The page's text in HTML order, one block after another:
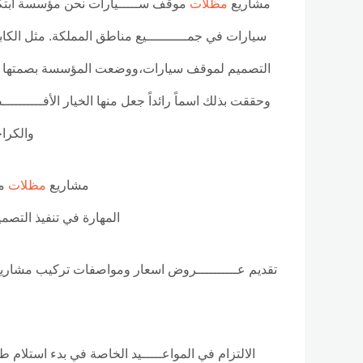
مشاريع مظلات موقف ســـــيارات نحن مؤسسة
سيارات في جمــــــــــيع مناطق المملكة. مثل
التصميم لموقف سيارات،ووضعت المؤسسة بصمتها
وحققت بذلك اسماً رائداً جعل منها الخيار
مشاريع مظلات
المهارة في تنفيذ
تقديم عــــــــــروض اسعار ومواصفات تركيب
الالتزام في المواعـــــيد الخاصة في بدء